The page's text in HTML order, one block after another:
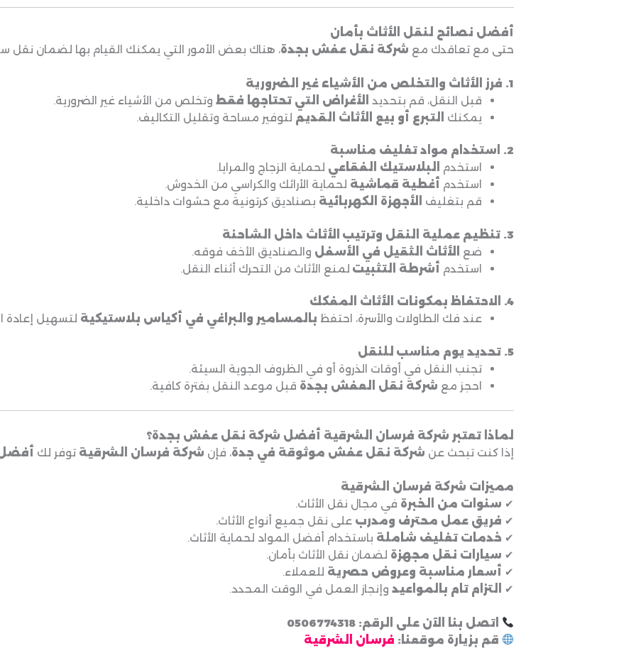
أفضل نصائح لنقل الأثاث بأمان
حتى مع تعاقدك مع شركة نقل عفش بجدة، هناك بعض الأمور التي يمكنك القيام بها لضمان
1. فرز الأثاث والتخلص من الأشياء غير الضرورية
قبل النقل، قم بتحديد
الأغراض التي تحتاجها فقط وتخلص من الأشياء غير الضرورية.
يمكنك
التبرع أو بيع الأثاث القديم لتوفير مساحة وتقليل التكاليف.
2. استخدام مواد تغليف مناسبة
استخدم
البلاستيك الفقاعي لحماية الزجاج والمرايا.
استخدم أغطية قماشية لحماية الأرائك والكراسي من الخدوش.
قم بتغليف
الأجهزة الكهربائية بصناديق كرتونية مع حشوات داخلية.
3. تنظيم عملية النقل وترتيب الأثاث داخل الشاحنة
ضع
الأثاث الثقيل في الأسفل والصناديق الأخف فوقه.
استخدم أشرطة التثبيت لمنع الأثاث من التحرك أثناء النقل.
4. الاحتفاظ بمكونات الأثاث المفكك
عند فك الطاولات والأسرة، احتفظ بالمسامير والبراغي في أكياس بلاستيكية لتسهيل إعادة
5. تحديد يوم مناسب للنقل
تجنب النقل في أوقات الذروة أو في الظروف الجوية السيئة.
احجز مع شركة نقل العفش بجدة قبل موعد النقل بفترة كافية.
لماذا تعتبر شركة فرسان الشرقية أفضل شركة نقل عفش بجدة؟
إذا كنت تبحث عن شركة نقل عفش موثوقة في جدة، فإن شركة فرسان الشرقية توفر لك
مميزات شركة فرسان الشرقية
✔ سنوات من الخبرة في مجال نقل الأثاث.
✔ فريق عمل محترف ومدرب على نقل جميع أنواع الأثاث.
✔خدمات تغليف شاملة باستخدام أفضل المواد لحماية الأثاث.
✔ سيارات نقل مجهزة لضمان نقل الأثاث بأمان.
✔ أسعار مناسبة وعروض حصرية للعملاء.
✔
التزام تام بالمواعيد وإنجاز العمل في الوقت المحدد.
اتصل بنا الآن على الرقم: 0506774318
قم بزيارة موقعنا: فرسان الشرقية